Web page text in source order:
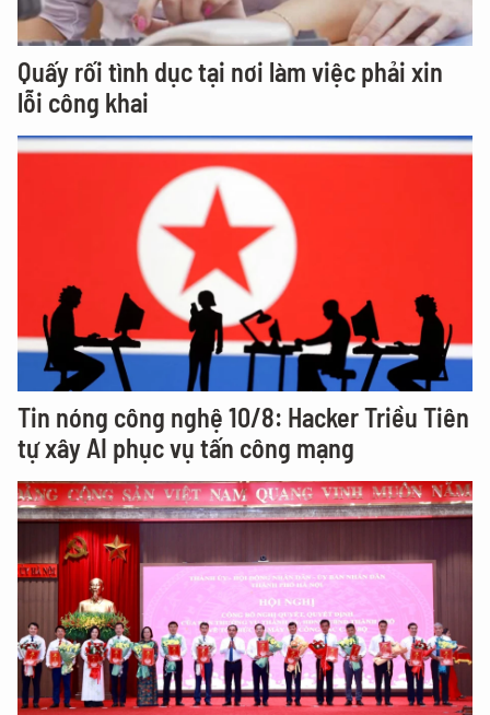
Quấy rối tình dục tại nơi làm việc phải xin
lỗi công khai
Tin nóng công nghệ 10/8: Hacker Triều Tiên
tự xây AI phục vụ tấn công mạng